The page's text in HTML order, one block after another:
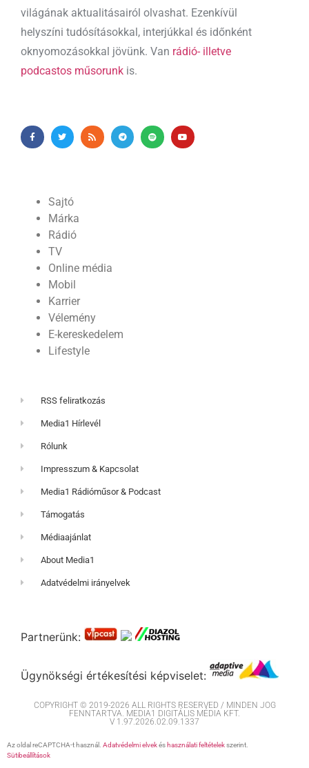
világának aktualitásairól olvashat. Ezenkívül
helyszíni tudósításokkal, interjúkkal és időnként
oknyomozásokkal jövünk. Van rádió- illetve
podcastos műsorunk is.
Sajtó
Márka
Rádió
TV
Online média
Mobil
Karrier
Vélemény
E-kereskedelem
Lifestyle
RSS feliratkozás
Media1 Hírlevél
Rólunk
Impresszum & Kapcsolat
Media1 Rádióműsor & Podcast
Támogatás
Médiaajánlat
About Media1
Adatvédelmi irányelvek
Partnerünk:
Ügynökségi értékesítési képviselet:
COPYRIGHT © 2019-2026 ALL RIGHTS RESERVED / MINDEN JOG
FENNTARTVA. MEDIA1 DIGITÁLIS MÉDIA KFT.
V 1.97.2026.02.09.1337
Az oldal reCAPTCHA-t használ. Adatvédelmi elvekés használati feltételekszerint.
Sütibeállítások